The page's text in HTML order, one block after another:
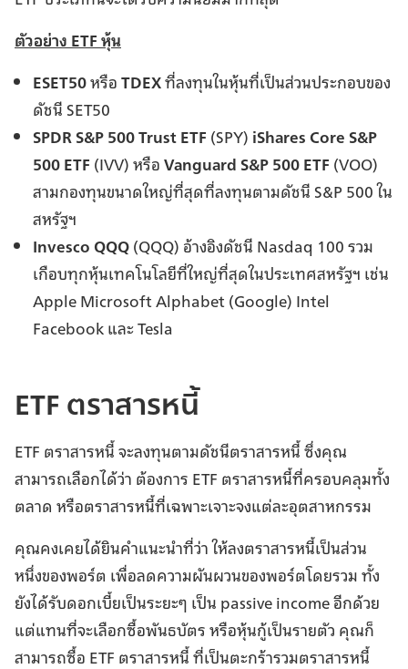
ตัวอย่าง ETF หุ้น
ESET50หรือTDEXที่ลงทุนในหุ้นที่เป็นส่วนประกอบของ
ดัชนี SET50
SPDR S&P 500 Trust ETF (SPY) iShares Core S&P
500 ETF (IVV) หรือVanguard S&P 500 ETF (VOO)
สามกองทุนขนาดใหญ่ที่สุดที่ลงทุนตามดัชนี S&P 500 ใน
สหรัฐฯ
Invesco QQQ(QQQ) อ้างอิงดัชนี Nasdaq 100 รวม
เกือบทุกหุ้นเทคโนโลยีที่ใหญ่ที่สุดในประเทศสหรัฐฯ เช่น
Apple Microsoft Alphabet (Google) Intel
Facebook และ Tesla
ETF ตราสารหนี้
ETF ตราสารหนี้ จะลงทุนตามดัชนีตราสารหนี้ ซึ่งคุณ
สามารถเลือกได้ว่า ต้องการ ETF ตราสารหนี้ที่ครอบคลุมทั้ง
ตลาด หรือตราสารหนี้ที่เฉพาะเจาะจงแต่ละอุตสาหกรรม
คุณคงเคยได้ยินคำแนะนำที่ว่า ให้ลงตราสารหนี้เป็นส่วน
หนึ่งของพอร์ต เพื่อลดความผันผวนของพอร์ตโดยรวม ทั้ง
ยังได้รับดอกเบี้ยเป็นระยะๆ เป็น passive income อีกด้วย
แต่แทนที่จะเลือกซื้อพันธบัตร หรือหุ้นกู้เป็นรายตัว คุณก็
สามารถซื้อ ETF ตราสารหนี้ ที่เป็นตะกร้ารวมตราสารหนี้